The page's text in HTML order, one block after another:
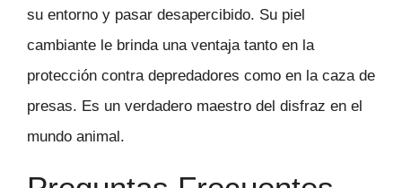
su entorno y pasar desapercibido. Su piel
cambiante le brinda una ventaja tanto en la
protección contra depredadores como en la caza de
presas. Es un verdadero maestro del disfraz en el
mundo animal.